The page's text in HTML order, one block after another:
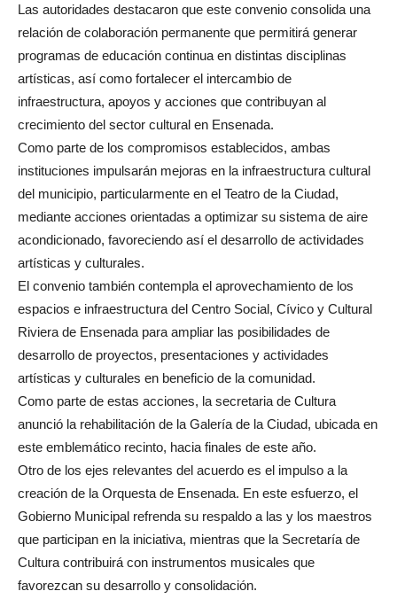
Las autoridades destacaron que este convenio consolida una
relación de colaboración permanente que permitirá generar
programas de educación continua en distintas disciplinas
artísticas, así como fortalecer el intercambio de
infraestructura, apoyos y acciones que contribuyan al
crecimiento del sector cultural en Ensenada.
Como parte de los compromisos establecidos, ambas
instituciones impulsarán mejoras en la infraestructura cultural
del municipio, particularmente en el Teatro de la Ciudad,
mediante acciones orientadas a optimizar su sistema de aire
acondicionado, favoreciendo así el desarrollo de actividades
artísticas y culturales.
El convenio también contempla el aprovechamiento de los
espacios e infraestructura del Centro Social, Cívico y Cultural
Riviera de Ensenada para ampliar las posibilidades de
desarrollo de proyectos, presentaciones y actividades
artísticas y culturales en beneficio de la comunidad.
Como parte de estas acciones, la secretaria de Cultura
anunció la rehabilitación de la Galería de la Ciudad, ubicada en
este emblemático recinto, hacia finales de este año.
Otro de los ejes relevantes del acuerdo es el impulso a la
creación de la Orquesta de Ensenada. En este esfuerzo, el
Gobierno Municipal refrenda su respaldo a las y los maestros
que participan en la iniciativa, mientras que la Secretaría de
Cultura contribuirá con instrumentos musicales que
favorezcan su desarrollo y consolidación.